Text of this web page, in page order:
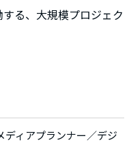
る、大規模プロジェク
ディアプランナー／デジ